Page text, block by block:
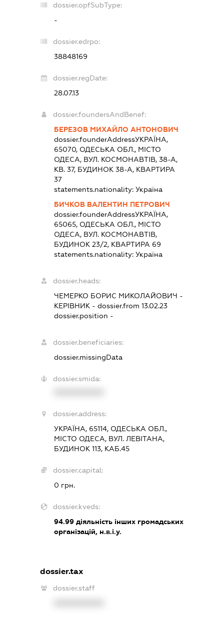
dossier.opfSubType:
-
dossier.edrpo:
38848169
dossier.regDate:
28.07.13
dossier.foundersAndBenef:
БЕРЕЗОВ МИХАЙЛО АНТОНОВИЧ
dossier.founderAddressУКРАЇНА,
65070, ОДЕСЬКА ОБЛ., МІСТО
ОДЕСА, ВУЛ. КОСМОНАВТІВ, 38-А,
КВ. 37, БУДИНОК 38-А, КВАРТИРА
37
statements.nationality: Україна
БИЧКОВ ВАЛЕНТИН ПЕТРОВИЧ
dossier.founderAddressУКРАЇНА,
65065, ОДЕСЬКА ОБЛ., МІСТО
ОДЕСА, ВУЛ. КОСМОНАВТІВ,
БУДИНОК 23/2, КВАРТИРА 69
statements.nationality: Україна
dossier.heads:
ЧЕМЕРКО БОРИС МИКОЛАЙОВИЧ -
КЕРІВНИК - dossier.from 13.02.23
dossier.position -
dossier.beneficiaries:
dossier.missingData
dossier.smida:
dossier.address:
УКРАЇНА, 65114, ОДЕСЬКА ОБЛ.,
МІСТО ОДЕСА, ВУЛ. ЛЕВІТАНА,
БУДИНОК 113, КАБ.45
dossier.capital:
0 грн.
dossier.kveds:
94.99діяльність інших громадських
організацій, н.в.і.у.
dossier.tax
dossier.staff